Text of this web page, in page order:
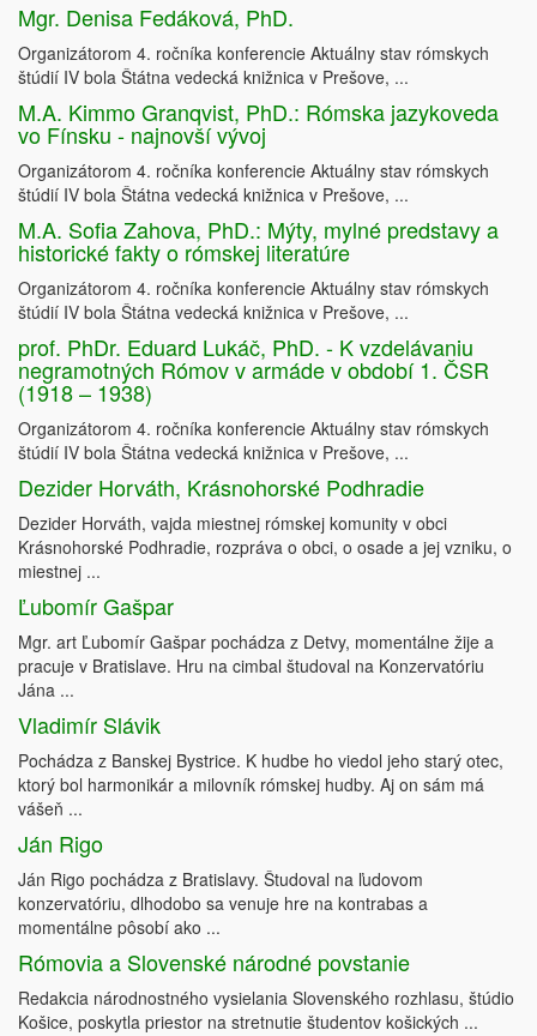
Mgr. Denisa Fedáková, PhD.
Organizátorom 4. ročníka konferencie Aktuálny stav rómskych
štúdií IV bola Štátna vedecká knižnica v Prešove, ...
M.A. Kimmo Granqvist, PhD.: Rómska jazykoveda
vo Fínsku - najnovší vývoj
Organizátorom 4. ročníka konferencie Aktuálny stav rómskych
štúdií IV bola Štátna vedecká knižnica v Prešove, ...
M.A. Sofia Zahova, PhD.: Mýty, mylné predstavy a
historické fakty o rómskej literatúre
Organizátorom 4. ročníka konferencie Aktuálny stav rómskych
štúdií IV bola Štátna vedecká knižnica v Prešove, ...
prof. PhDr. Eduard Lukáč, PhD. - K vzdelávaniu
negramotných Rómov v armáde v období 1. ČSR
(1918 – 1938)
Organizátorom 4. ročníka konferencie Aktuálny stav rómskych
štúdií IV bola Štátna vedecká knižnica v Prešove, ...
Dezider Horváth, Krásnohorské Podhradie
Dezider Horváth, vajda miestnej rómskej komunity v obci
Krásnohorské Podhradie, rozpráva o obci, o osade a jej vzniku, o
miestnej ...
Ľubomír Gašpar
Mgr. art Ľubomír Gašpar pochádza z Detvy, momentálne žije a
pracuje v Bratislave. Hru na cimbal študoval na Konzervatóriu
Jána ...
Vladimír Slávik
Pochádza z Banskej Bystrice. K hudbe ho viedol jeho starý otec,
ktorý bol harmonikár a milovník rómskej hudby. Aj on sám má
vášeň ...
Ján Rigo
Ján Rigo pochádza z Bratislavy. Študoval na ľudovom
konzervatóriu, dlhodobo sa venuje hre na kontrabas a
momentálne pôsobí ako ...
Rómovia a Slovenské národné povstanie
Redakcia národnostného vysielania Slovenského rozhlasu, štúdio
Košice, poskytla priestor na stretnutie študentov košických ...